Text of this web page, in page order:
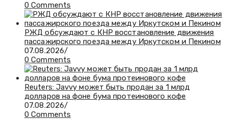
0 Comments
РЖД обсуждают с КНР восстановление движения
пассажирского поезда между Иркутском и Пекином
07.08.2026/
0 Comments
Reuters: Javvy может быть продан за 1 млрд
долларов на фоне бума протеинового кофе
07.08.2026/
0 Comments